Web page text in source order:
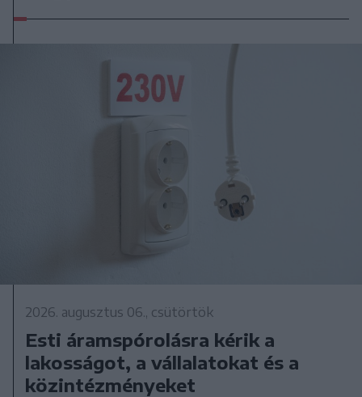
2026. augusztus 06., csütörtök
Esti áramspórolásra kérik a
lakosságot, a vállalatokat és a
közintézményeket